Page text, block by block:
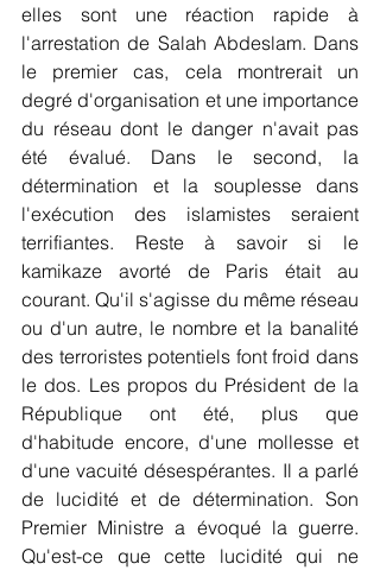
elles sont une réaction rapide à
l'arrestation de Salah Abdeslam. Dans
le premier cas, cela montrerait un
degré d'organisation et une importance
du réseau dont le danger n'avait pas
été évalué. Dans le second, la
détermination et la souplesse dans
l'exécution des islamistes seraient
terrifiantes. Reste à savoir si le
kamikaze avorté de Paris était au
courant. Qu'il s'agisse du même réseau
ou d'un autre, le nombre et la banalité
des terroristes potentiels font froid dans
le dos. Les propos du Président de la
République ont été, plus que
d'habitude encore, d'une mollesse et
d'une vacuité désespérantes. Il a parlé
de lucidité et de détermination. Son
Premier Ministre a évoqué la guerre.
Qu'est-ce que cette lucidité qui ne